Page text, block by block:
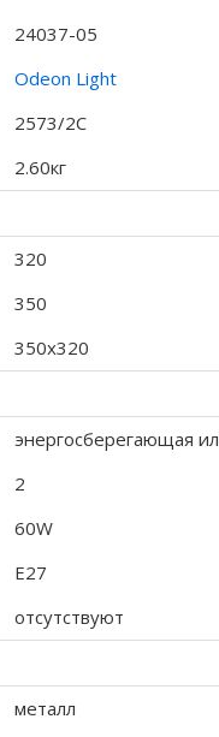
24037-05
Odeon Light
2573/2C
2.60кг
320
350
350x320
энергосберегающая
2
60W
E27
отсутствуют
металл